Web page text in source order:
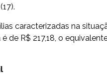
caracterizadas na
de R$ 217,18, o